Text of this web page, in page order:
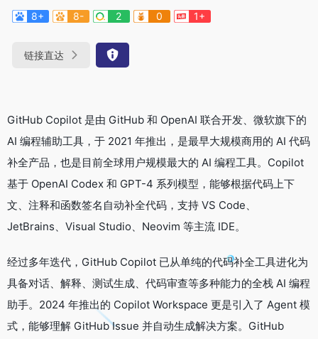
8+
8- 2 0 1+
链接直达
GitHub Copilot 是由 GitHub 和 OpenAI 联合开发、微软旗下的
AI 编程辅助工具，于 2021 年推出，是最早大规模商用的 AI 代码
补全产品，也是目前全球用户规模最大的 AI 编程工具。Copilot
基于 OpenAI Codex 和 GPT-4 系列模型，能够根据代码上下
文、注释和函数签名自动补全代码，支持 VS Code、
JetBrains、Visual Studio、Neovim 等主流 IDE。
经过多年迭代，GitHub Copilot 已从单纯的代码补全工具进化为
具备对话、解释、测试生成、代码审查等多种能力的全栈 AI 编程
助手。2024 年推出的 Copilot Workspace 更是引入了 Agent 模
式，能够理解 GitHub Issue 并自动生成解决方案。GitHub